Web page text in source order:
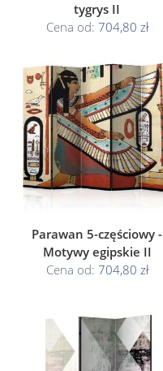
tygrys II
Cena od: 704,80 zł
Parawan 5-częściowy -
Motywy egipskie II
Cena od: 704,80 zł